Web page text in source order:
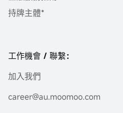
持牌主體*
工作機會 / 聯繫：
加入我們
career@au.moomoo.com